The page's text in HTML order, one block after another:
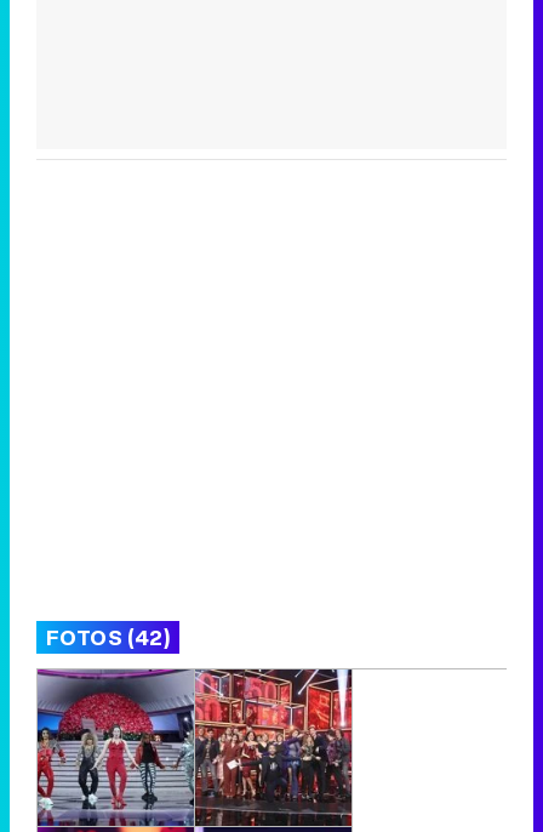
FOTOS (42)